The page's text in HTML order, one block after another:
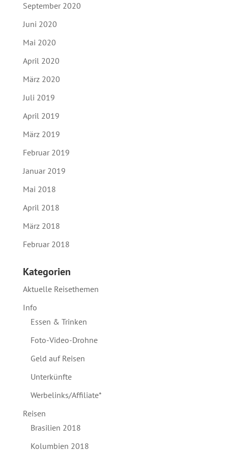
September 2020
Juni 2020
Mai 2020
April 2020
März 2020
Juli 2019
April 2019
März 2019
Februar 2019
Januar 2019
Mai 2018
April 2018
März 2018
Februar 2018
Kategorien
Aktuelle Reisethemen
Info
Essen & Trinken
Foto-Video-Drohne
Geld auf Reisen
Unterkünfte
Werbelinks/Affiliate*
Reisen
Brasilien 2018
Kolumbien 2018